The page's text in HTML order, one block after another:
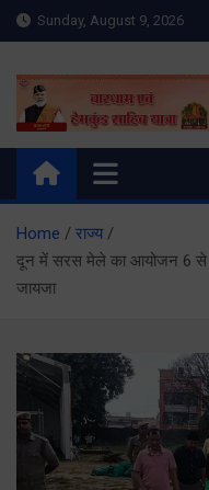
Skip
to
Sunday, August 9, 2026
Meru
News |
meruraibar.com
Home
राज्य
दून में सरस मेले का आयोजन 6 से
जायजा